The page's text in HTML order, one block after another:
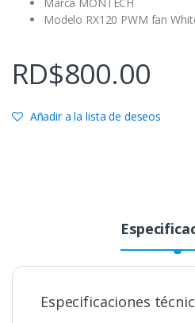
Modelo RX120 PWM fan
RD$800.00
Añadir a la lista de deseos
Especificaciones